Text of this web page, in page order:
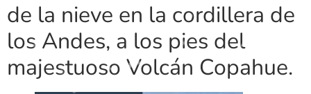
de la nieve en la cordillera de
los Andes, a los pies del
majestuoso Volcán Copahue.